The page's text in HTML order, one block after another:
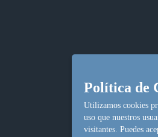
Política de
Utilizamos cookies
uso que nuestros
visitantes. Puedes